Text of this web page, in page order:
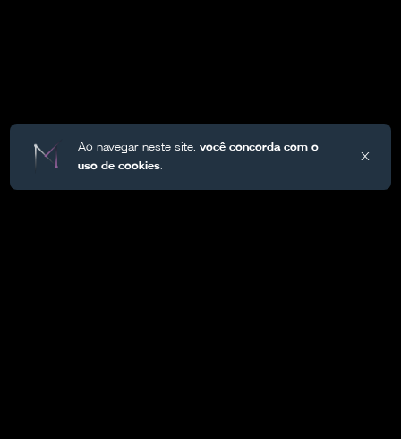
Ao navegar neste site,você concorda com o
uso de cookies.
X